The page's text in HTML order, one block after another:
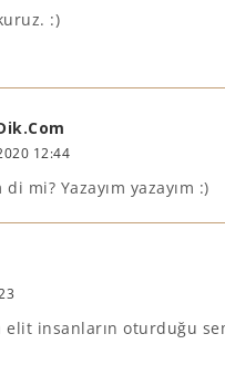
:)
12:44
di mi? Yazayım yazayım :)
elit insanların oturduğu